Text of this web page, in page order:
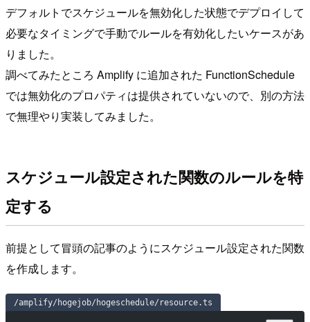
デフォルトでスケジュールを無効化した状態でデプロイして
必要なタイミングで手動でルールを有効化したいケースがあ
りました。
調べてみたところ Amplify に追加された FunctionSchedule
では無効化のプロパティは提供されていないので、別の方法
で無理やり実装してみました。
スケジュール設定された関数のルールを特
定する
前提として冒頭の記事のようにスケジュール設定された関数
を作成します。
/amplify/hogejob/hogeschedule/resource.ts